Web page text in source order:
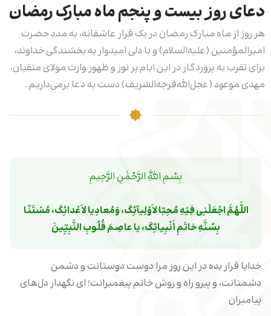
دعای روز بیست و پنجم ماه مبارک رمضان
هر روز از ماه مبارک رمضان در یک قرار عاشقانه، به مدد حضرت
امیرالمؤمنین (علیه‌السلام) و با دلی امیدوار به بخشندگی خداوند،
برای تقرب به پروردگار در این ایام پر نور و ظهور وارث مولای متقیان،
مهدی موعود (عجل‌الله‌فرجه‌ا‌لشریف) دست به دعا برمی‌داریم.
بِسْمِ اللَّهِ الرَّحْمَٰنِ الرَّحِیمِ
بِسُنَّهِ خاتَمِ أَنْبِیائِکَ، یا عاصِمَ قُلُوبِ النَّبِیِّینَ
خدایا قرار بده در این روز مرا دوست دوستانت و دشمن
دشمنانت، و پیرو راه و روش خاتم پیغمبرانت‌؛ ای نگهدار دل‌های
پیامبران